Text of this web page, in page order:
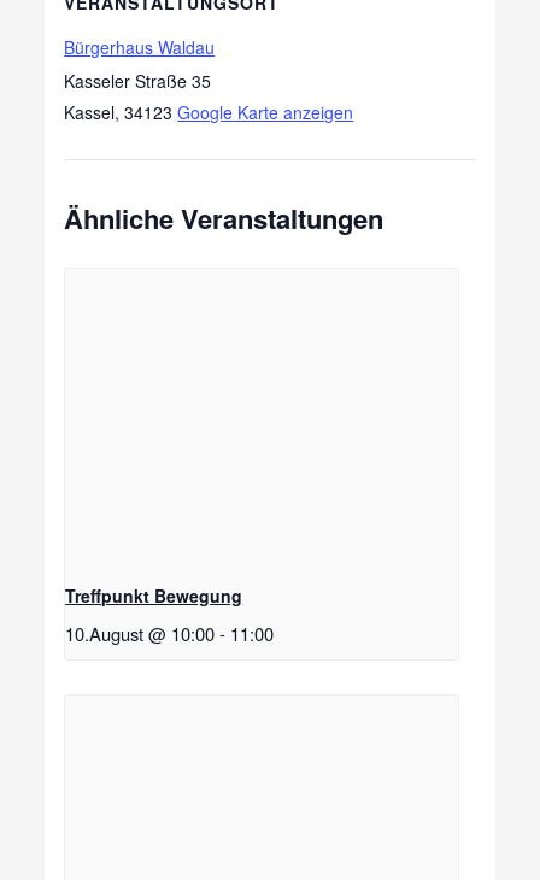
Bürgerhaus Waldau
Kasseler Straße 35
Kassel, 34123 Google Karte anzeigen
Ähnliche Veranstaltungen
Treffpunkt Bewegung
10.August @ 10:00 - 11:00